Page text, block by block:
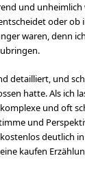
und
oder
waren, denn
detailliert, und
hatte. Als ich
und oft
und
deutlich
kaufen